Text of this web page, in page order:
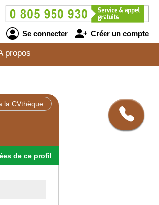
Se connecter Créer un compte
propos
la CVthèque
de ce profil